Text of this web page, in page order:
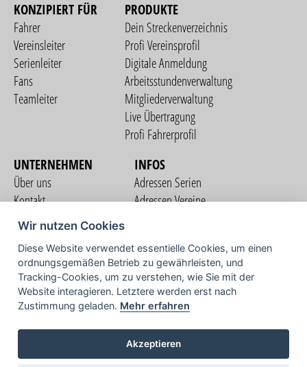
KONZIPIERT FÜR
Fahrer
Vereinsleiter
Serienleiter
Fans
Teamleiter
PRODUKTE
Dein Streckenverzeichnis
Profi Vereinsprofil
Digitale Anmeldung
Arbeitsstundenverwaltung
Mitgliederverwaltung
Live Übertragung
Profi Fahrerprofil
UNTERNEHMEN
Über uns
Kontakt
Nutzungsbedingungen
Datenschutzerklärung
Impressum
INFOS
Adressen Serien
Adressen Vereine
COMMUNITY
TV
Wir nutzen Cookies
Diese Website verwendet essentielle Cookies, um einen
ordnungsgemäßen Betrieb zu gewährleisten, und
Tracking-Cookies, um zu verstehen, wie Sie mit der
Website interagieren. Letztere werden erst nach
Zustimmung geladen. Mehr erfahren
Akzeptieren